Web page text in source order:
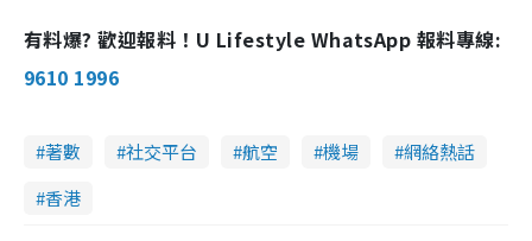
有料爆? 歡迎報料！U Lifestyle WhatsApp 報料專線:
9610 1996
著數 社交平台 航空 機場
網絡熱話
香港